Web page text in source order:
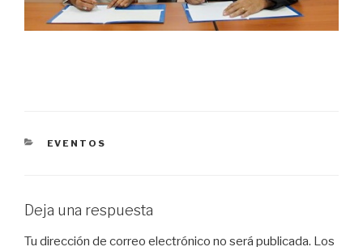
CATEGORÍAS
EVENTOS
Deja una respuesta
Tu dirección de correo electrónico no será publicada. Los